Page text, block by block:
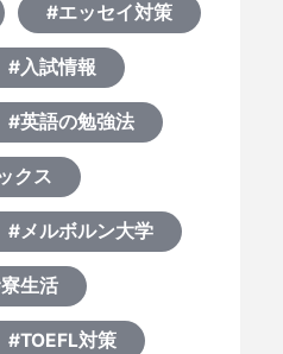
#エッセイ対策
#入試情報
#英語の勉強法
クス
#メルボルン大学
生活
#TOEFL対策